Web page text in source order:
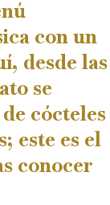
con un
desde las
se
cócteles
este es el
conocer